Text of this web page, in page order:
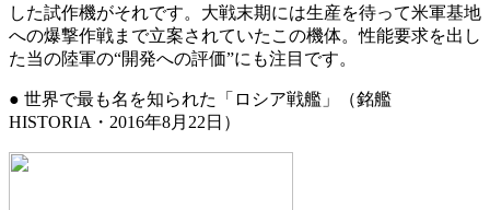
した試作機がそれです。大戦末期には生産を待って米軍基地
への爆撃作戦まで立案されていたこの機体。性能要求を出し
た当の陸軍の“開発への評価”にも注目です。
● 世界で最も名を知られた「ロシア戦艦」
（銘艦
HISTORIA・2016年8月22日）